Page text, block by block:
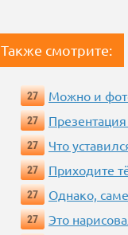
Также смотрите:
27 Можно и
27
27
Что
27
Приходите
27
Однако,
27
Это